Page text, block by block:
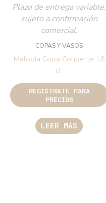
Plazo de entrega variable,
sujeto a confirmación
comercial.
COPAS Y VASOS
Melodia Copa Coupette 16
cl.
REGÍSTRATE PARA
PRECIOS
LEER MÁS